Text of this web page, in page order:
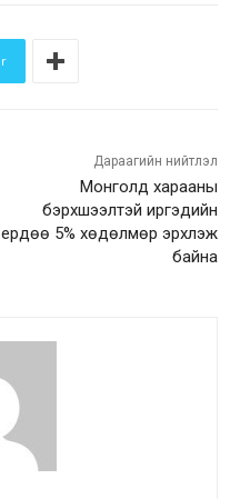
Дараагийн нийтлэл
Монголд харааны
бэрхшээлтэй иргэдийн
ердөө 5% хөдөлмөр эрхлэж
байна